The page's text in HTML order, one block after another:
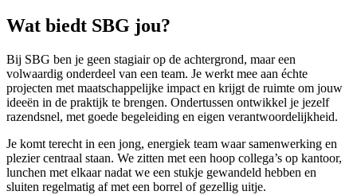
Wat biedt SBG jou?
Bij SBG ben je geen stagiair op de achtergrond, maar een
volwaardig onderdeel van een team. Je werkt mee aan échte
projecten met maatschappelijke impact en krijgt de ruimte om jouw
ideeën in de praktijk te brengen. Ondertussen ontwikkel je jezelf
razendsnel, met goede begeleiding en eigen verantwoordelijkheid.
Je komt terecht in een jong, energiek team waar samenwerking en
plezier centraal staan. We zitten met een hoop collega’s op kantoor,
lunchen met elkaar nadat we een stukje gewandeld hebben en
sluiten regelmatig af met een borrel of gezellig uitje.